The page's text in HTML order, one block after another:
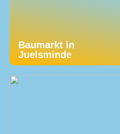
Baumarkt in
Juelsminde